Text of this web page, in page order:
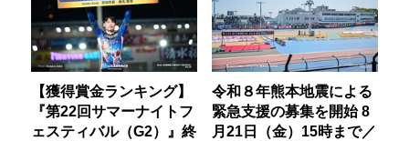
【獲得賞金ランキング】
『第22回サマーナイトフ
ェスティバル（G2）』終
令和８年熊本地震による
緊急支援の募集を開始 8
月21日（金）15時まで／